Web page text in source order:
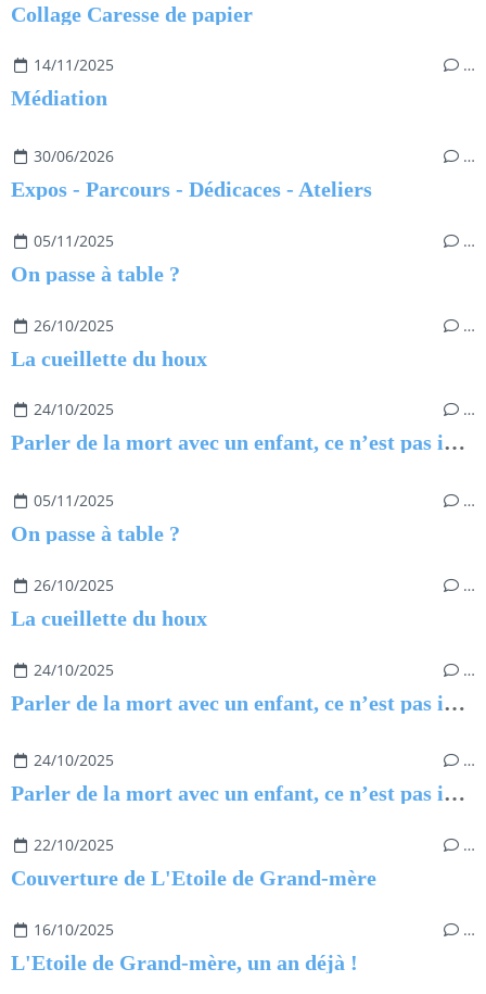
Collage Caresse de papier
14/11/2025 …
Médiation
30/06/2026 …
Expos - Parcours - Dédicaces - Ateliers
05/11/2025 …
On passe à table ?
26/10/2025 …
La cueillette du houx
24/10/2025 …
Parler de la mort avec un enfant, ce n’est pas impossible
05/11/2025 …
On passe à table ?
26/10/2025 …
La cueillette du houx
24/10/2025 …
Parler de la mort avec un enfant, ce n’est pas impossible
24/10/2025 …
Parler de la mort avec un enfant, ce n’est pas impossible
22/10/2025 …
Couverture de L'Etoile de Grand-mère
16/10/2025 …
L'Etoile de Grand-mère, un an déjà !